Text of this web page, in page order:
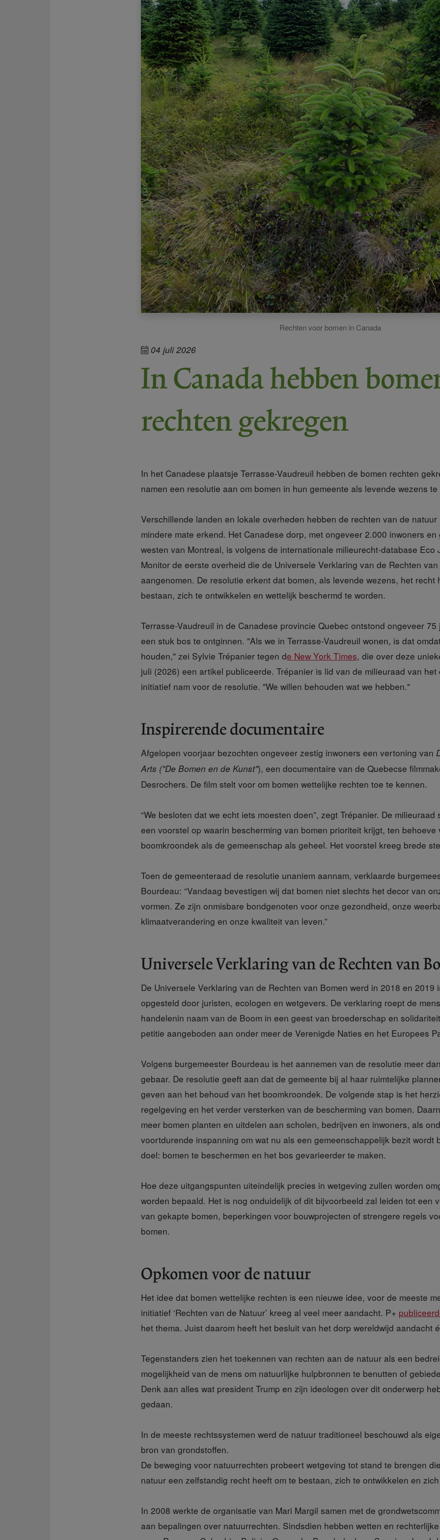
Rechten voor bomen in Canada
04 juli 2026
In Canada hebben
rechten gekregen
In het Canadese plaatsje Terrasse-Vaudreuil hebben de bomen rechten
namen een resolutie aan om bomen in hun gemeente als levende wezens
Verschillende landen en lokale overheden hebben de rechten van de
mindere mate erkend. Het Canadese dorp, met ongeveer 2.000 inwoners
westen van Montreal, is volgens de internationale milieurecht-database Eco
Monitor de eerste overheid die de Universele Verklaring van de Rechten
aangenomen. De resolutie erkent dat bomen, als levende wezens, het recht
bestaan, zich te ontwikkelen en wettelijk beschermd te worden.
Terrasse-Vaudreuil in de Canadese provincie Quebec ontstond ongeveer
een stuk bos te ontginnen. "Als we in Terrasse-Vaudreuil wonen, is dat
houden," zei Sylvie Trépanier tegen de New York Times, die over deze
juli (2026) een artikel publiceerde. Trépanier is lid van de milieuraad van
initiatief nam voor de resolutie. "We willen behouden wat we hebben."
Inspirerende documentaire
Afgelopen voorjaar bezochten ongeveer zestig inwoners een vertoning van
Arts ("De Bomen en de Kunst"), een documentaire van de Quebecse
Desrochers. De film stelt voor om bomen wettelijke rechten toe te kennen.
“We besloten dat we echt iets moesten doen”, zegt Trépanier. De
een voorstel op waarin bescherming van bomen prioriteit krijgt, ten behoeve
boomkroondek als de gemeenschap als geheel. Het voorstel kreeg brede
Toen de gemeenteraad de resolutie unaniem aannam, verklaarde
Bourdeau: “Vandaag bevestigen wij dat bomen niet slechts het decor van
vormen. Ze zijn onmisbare bondgenoten voor onze gezondheid, onze
klimaatverandering en onze kwaliteit van leven.”
Universele Verklaring van de Rechten van
De Universele Verklaring van de Rechten van Bomen werd in 2018 en 2019
opgesteld door juristen, ecologen en wetgevers. De verklaring roept de
handelenin naam van de Boom in een geest van broederschap en
petitie aangeboden aan onder meer de Verenigde Naties en het Europees
Volgens burgemeester Bourdeau is het aannemen van de resolutie meer
gebaar. De resolutie geeft aan dat de gemeente bij al haar ruimtelijke
geven aan het behoud van het boomkroondek. De volgende stap is het
regelgeving en het verder versterken van de bescherming van bomen.
meer bomen planten en uitdelen aan scholen, bedrijven en inwoners, als
voortdurende inspanning om wat nu als een gemeenschappelijk bezit wordt
doel: bomen te beschermen en het bos gevarieerder te maken.
Hoe deze uitgangspunten uiteindelijk precies in wetgeving zullen worden
worden bepaald. Het is nog onduidelijk of dit bijvoorbeeld zal leiden tot een
van gekapte bomen, beperkingen voor bouwprojecten of strengere regels
bomen.
Opkomen voor de natuur
Het idee dat bomen wettelijke rechten is een nieuwe idee, voor de meeste
initiatief ‘Rechten van de Natuur’ kreeg al veel meer aandacht. P+
het thema. Juist daarom heeft het besluit van het dorp wereldwijd aandacht
Tegenstanders zien het toekennen van rechten aan de natuur als een
mogelijkheid van de mens om natuurlijke hulpbronnen te benutten of
Denk aan alles wat president Trump en zijn ideologen over dit onderwerp
gedaan.
In de meeste rechtssystemen werd de natuur traditioneel beschouwd als
bron van grondstoffen.
De beweging voor natuurrechten probeert wetgeving tot stand te brengen
natuur een zelfstandig recht heeft om te bestaan, zich te ontwikkelen en
In 2008 werkte de organisatie van Mari Margil samen met de
aan bepalingen over natuurrechten. Sindsdien hebben wetten en